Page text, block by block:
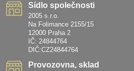
Sídlo společnosti
2005 s.r.o.
Na Folimance 2155/15
12000 Praha 2
IČ: 24844764
DIČ:CZ24844764
Provozovna, sklad